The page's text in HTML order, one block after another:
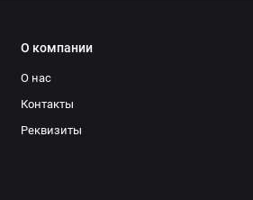
О компании
О нас
Контакты
Реквизиты